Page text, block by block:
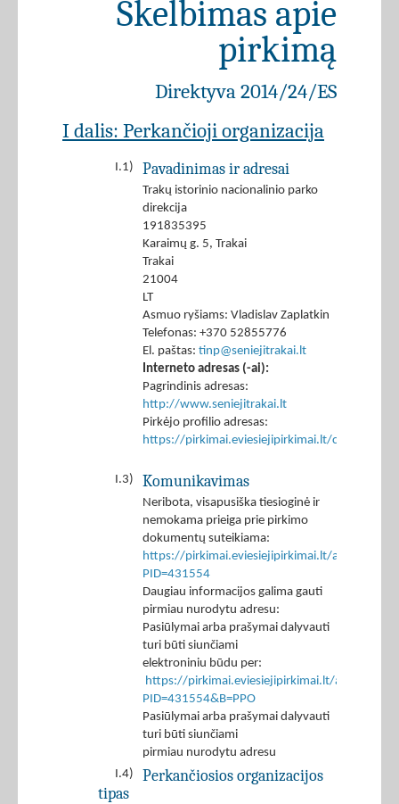
Skelbimas apie
pirkimą
Direktyva 2014/24/ES
I dalis: Perkančioji organizacija
I.1) Pavadinimas ir adresai
Trakų istorinio nacionalinio parko
direkcija
191835395
Karaimų g. 5, Trakai
Trakai
21004
LT
Asmuo ryšiams: Vladislav Zaplatkin
Telefonas: +370 52855776
El. paštas: tinp@seniejitrakai.lt
Interneto adresas (-ai):
Pagrindinis adresas:
http://www.seniejitrakai.lt
Pirkėjo profilio adresas:
https://pirkimai.eviesiejipirkimai.lt/ctm/
I.3) Komunikavimas
Neribota, visapusiška tiesioginė ir
nemokama prieiga prie pirkimo
dokumentų suteikiama:
https://pirkimai.eviesiejipirkimai.lt/app/rfq/
PID=431554
Daugiau informacijos galima gauti
pirmiau nurodytu adresu:
Pasiūlymai arba prašymai dalyvauti
turi būti siunčiami
elektroniniu būdu per:
https://pirkimai.eviesiejipirkimai.lt/app/rfq/
PID=431554&B=PPO
Pasiūlymai arba prašymai dalyvauti
turi būti siunčiami
pirmiau nurodytu adresu
I.4)
Perkančiosios organizacijos
tipas